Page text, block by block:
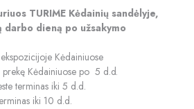
TURIME Kėdainių sandėlyje,
dieną po užsakymo
ekspozicijoje Kėdainiuose
prekę Kėdainiuose po 5 d.d.
terminas iki 5 d.d.
iki 10 d.d.